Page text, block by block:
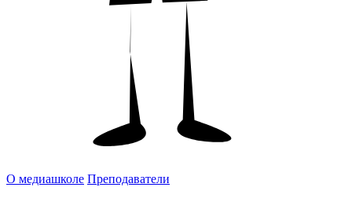
О медиашколе Преподаватели